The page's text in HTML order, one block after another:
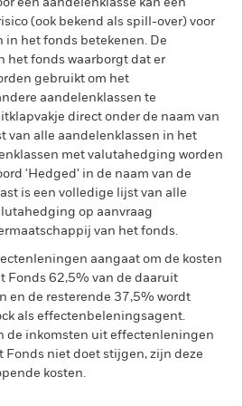
een aandelenklasse kan een
(ook bekend als spill-over) voor
in het fonds betekenen. De
het fonds waarborgt dat er
gebruikt om het
aandelenklassen te
direct onder de naam van
van alle aandelenklassen in het
met valutahedging worden
'Hedged' in de naam van de
is een volledige lijst van alle
op aanvraag
van het fonds.
aangaat om de kosten
Fonds 62,5% van de daaruit
en de resterende 37,5% wordt
als effectenbeleningsagent.
de inkomsten uit effectenleningen
Fonds niet doet stijgen, zijn deze
kosten.